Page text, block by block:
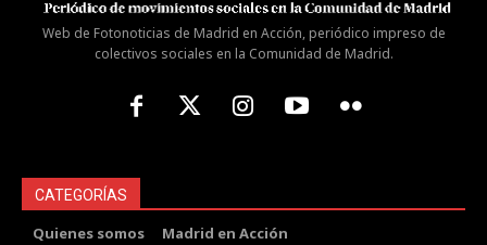
Web de Fotonoticias de Madrid en Acción, periódico impreso de
colectivos sociales en la Comunidad de Madrid.
CATEGORÍAS
Quienes somos Madrid en Acción